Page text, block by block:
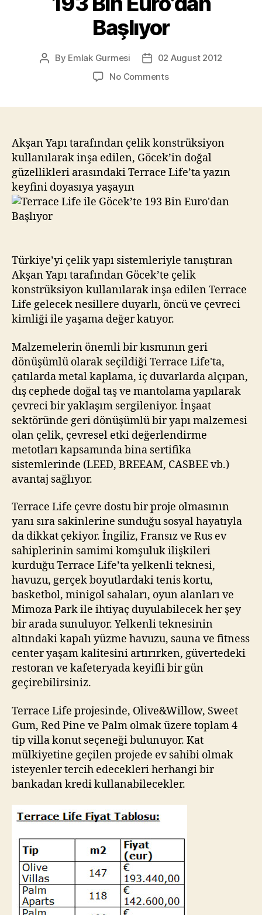
Başlıyor
Post
By Emlak Gurmesi
Post
date
02 August 2012
No Commentson
193
Bin
Euro’dan
Başlıyor
Akşan Yapı tarafından çelik konstrüksiyon
kullanılarak inşa edilen, Göcek’in doğal
güzellikleri arasındaki Terrace Life’ta yazın
keyfini doyasıya yaşayın
Türkiye’yi çelik yapı sistemleriyle tanıştıran
Akşan Yapı tarafından Göcek’te çelik
konstrüksiyon kullanılarak inşa edilen Terrace
Life gelecek nesillere duyarlı, öncü ve çevreci
kimliği ile yaşama değer katıyor.
Malzemelerin önemli bir kısmının geri
dönüşümlü olarak seçildiği Terrace Life'ta,
çatılarda metal kaplama, iç duvarlarda alçıpan,
dış cephede doğal taş ve mantolama yapılarak
çevreci bir yaklaşım sergileniyor. İnşaat
sektöründe geri dönüşümlü bir yapı malzemesi
olan çelik, çevresel etki değerlendirme
metotları kapsamında bina sertifika
sistemlerinde (LEED, BREEAM, CASBEE vb.)
avantaj sağlıyor.
Terrace Life çevre dostu bir proje olmasının
yanı sıra sakinlerine sunduğu sosyal hayatıyla
da dikkat çekiyor. İngiliz, Fransız ve Rus ev
sahiplerinin samimi komşuluk ilişkileri
kurduğu Terrace Life’ta yelkenli teknesi,
havuzu, gerçek boyutlardaki tenis kortu,
basketbol, minigol sahaları, oyun alanları ve
Mimoza Park ile ihtiyaç duyulabilecek her şey
bir arada sunuluyor. Yelkenli teknesinin
altındaki kapalı yüzme havuzu, sauna ve fitness
center yaşam kalitesini artırırken, güvertedeki
restoran ve kafeteryada keyifli bir gün
geçirebilirsiniz.
Terrace Life projesinde, Olive&Willow, Sweet
Gum, Red Pine ve Palm olmak üzere toplam 4
tip villa konut seçeneği bulunuyor. Kat
mülkiyetine geçilen projede ev sahibi olmak
isteyenler tercih edecekleri herhangi bir
bankadan kredi kullanabilecekler.